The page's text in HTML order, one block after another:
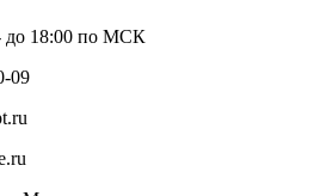
до 18:00 по МСК
09